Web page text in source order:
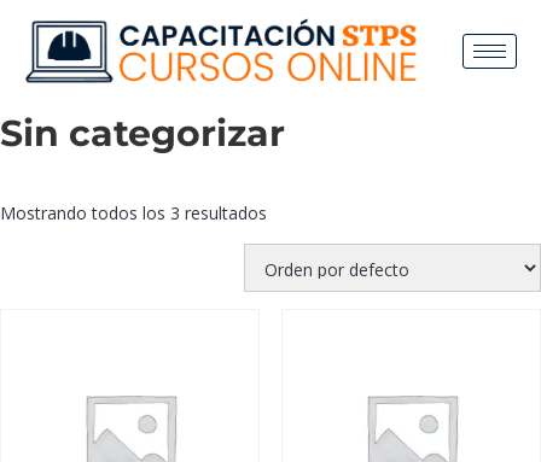
Sin categorizar
Mostrando todos los 3 resultados